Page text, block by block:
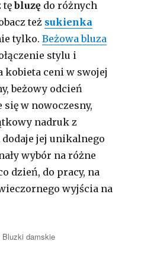
tębluzę do różnych
też sukienka
tylko.Beżowa bluza
stylu i
ceni w swojej
beżowy odcień
w nowoczesny,
nadruk z
jej unikalnego
wybór na różne
dzień, do pracy, na
wyjścia na
Kategorie
Bluzki damskie